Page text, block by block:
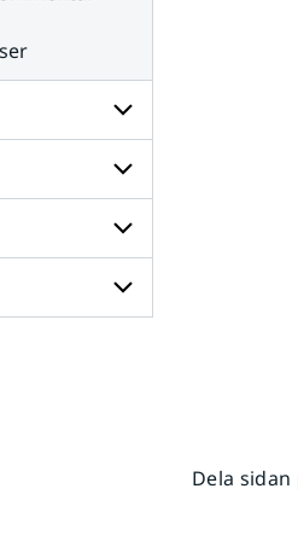
Undersidor
för
Radar
och
satellit
Undersidor
för
Väder
till
havs
Undersidor
för
Dela sidan